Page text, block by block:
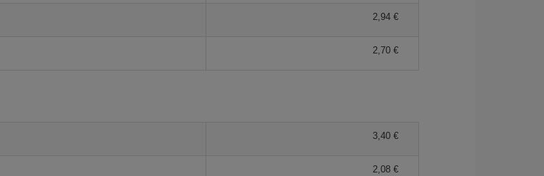
2,94 €
2,70 €
3,40 €
2,08 €